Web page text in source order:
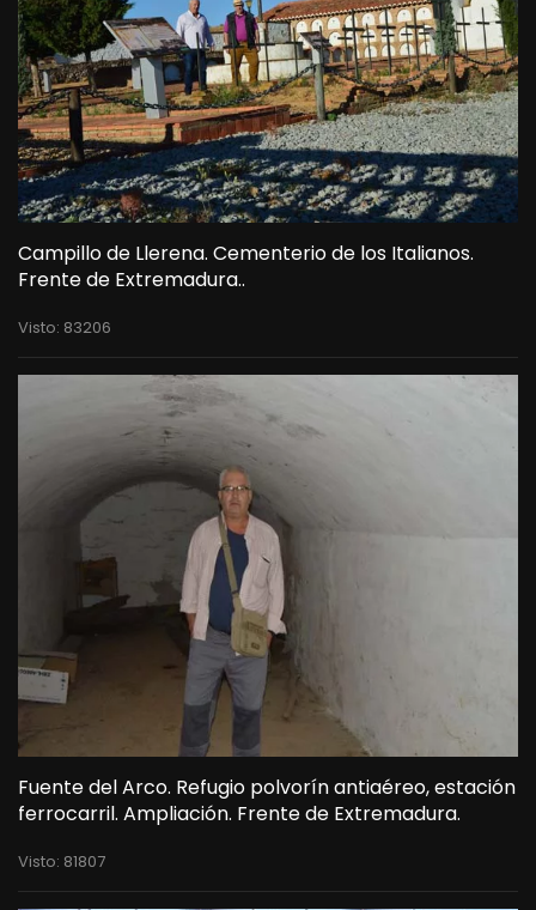
Campillo de Llerena. Cementerio de los Italianos.
Frente de Extremadura..
Visto: 83206
Fuente del Arco. Refugio polvorín antiaéreo, estación
ferrocarril. Ampliación. Frente de Extremadura.
Visto: 81807